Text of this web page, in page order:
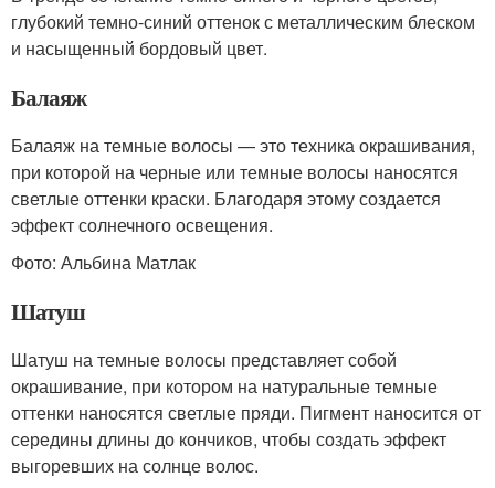
глубокий темно-синий оттенок с металлическим блеском
и насыщенный бордовый цвет.
Балаяж
Балаяж на темные волосы — это техника окрашивания,
при которой на черные или темные волосы наносятся
светлые оттенки краски. Благодаря этому создается
эффект солнечного освещения.
Фото: Альбина Матлак
Шатуш
Шатуш на темные волосы представляет собой
окрашивание, при котором на натуральные темные
оттенки наносятся светлые пряди. Пигмент наносится от
середины длины до кончиков, чтобы создать эффект
выгоревших на солнце волос.